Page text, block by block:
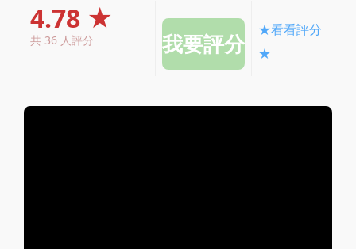
4.78 ★
共 36 人評分
★看看評分
★